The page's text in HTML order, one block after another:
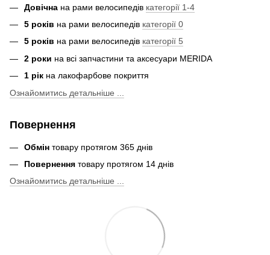
Довічна на рами велосипедів категорії 1-4
5 років на рами велосипедів категорії 0
5 років на рами велосипедів категорії 5
2 роки на всі запчастини та аксесуари MERIDA
1 рік на лакофарбове покриття
Ознайомитись детальніше ...
Повернення
Обмін товару протягом 365 днів
Повернення товару протягом 14 днів
Ознайомитись детальніше ...